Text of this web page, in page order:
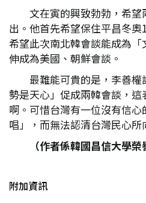
文在寅的興致勃勃，希
出。他首先希望保住平昌冬
希望此次南北韓會談能成為
伸成為美國、朝鮮會談。
最難能可貴的是，李善
勢是天心」促成兩韓會談，
啊。可惜台灣有一位沒有信
唱」，而無法認清台灣民心所
（作者係韓國昌信大學榮
附加資訊